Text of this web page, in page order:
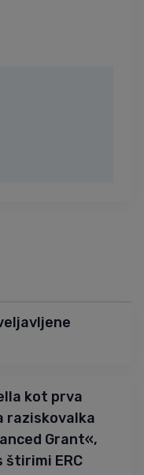
kot prva
raziskovalka
Grant«,
štirimi ERC